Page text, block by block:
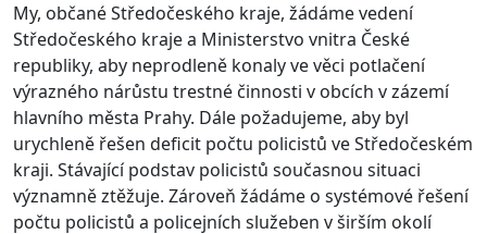
My, občané Středočeského kraje, žádáme vedení
Středočeského kraje a Ministerstvo vnitra České
republiky, aby neprodleně konaly ve věci potlačení
výrazného nárůstu trestné činnosti v obcích v zázemí
hlavního města Prahy. Dále požadujeme, aby byl
urychleně řešen deficit počtu policistů ve Středočeském
kraji. Stávající podstav policistů současnou situaci
významně ztěžuje. Zároveň žádáme o systémové řešení
počtu policistů a policejních služeben v širším okolí